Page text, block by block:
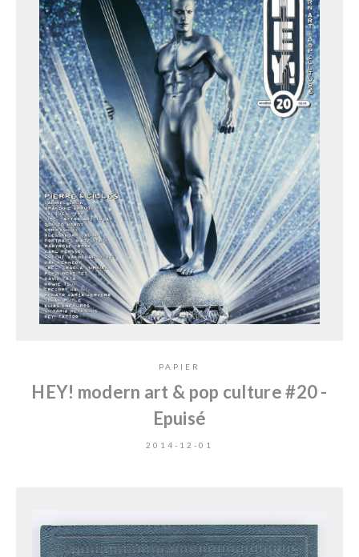
PAPIER
HEY! modern art & pop culture #20 -
Epuisé
2014-12-01